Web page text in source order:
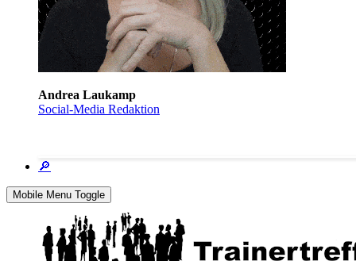
Andrea Laukamp
Social-Media Redaktion
🔎
Mobile Menu Toggle